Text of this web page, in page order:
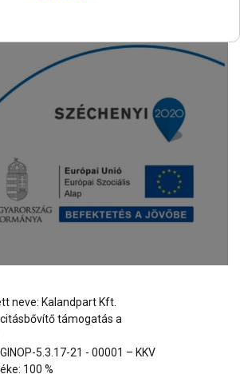
neve: Kalandpart Kft.
támogatás a
5.3.17-21 - 00001 – KKV
100 %